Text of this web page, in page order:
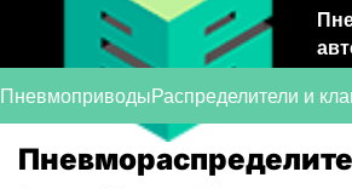
ПневмоприводыРаспределители и